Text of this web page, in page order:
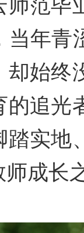
师范毕
当年青
却始终
的追光
实地
成长